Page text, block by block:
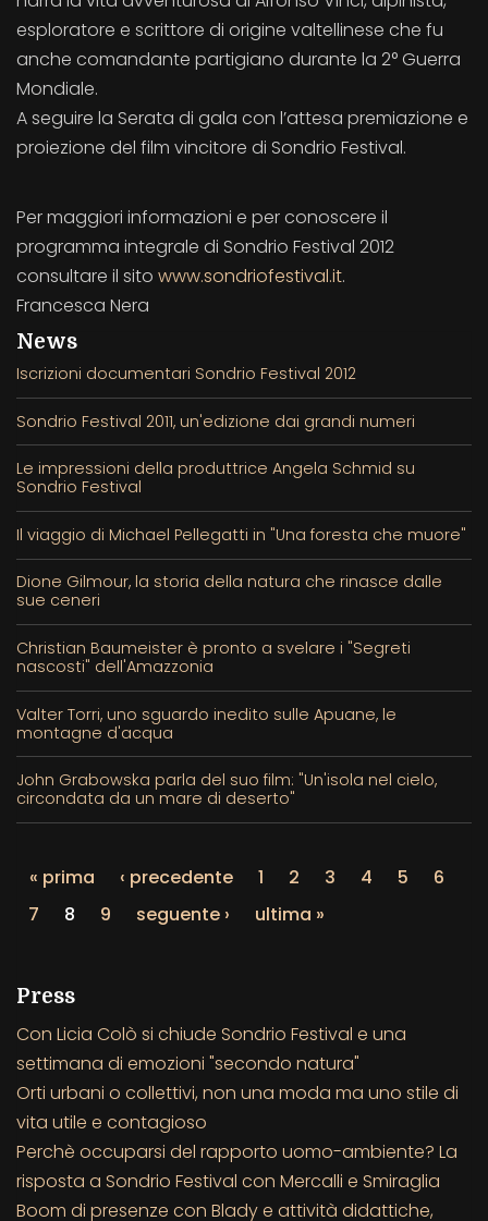
esploratore e scrittore di origine valtellinese che fu
anche comandante partigiano durante la 2° Guerra
Mondiale.
A seguire la Serata di gala con l’attesa premiazione e
proiezione del film vincitore di Sondrio Festival.
Per maggiori informazioni e per conoscere il
programma integrale di Sondrio Festival 2012
consultare il sito www.sondriofestival.it.
Francesca Nera
News
Iscrizioni documentari Sondrio Festival 2012
Sondrio Festival 2011, un'edizione dai grandi numeri
Le impressioni della produttrice Angela Schmid su
Sondrio Festival
Il viaggio di Michael Pellegatti in "Una foresta che muore"
Dione Gilmour, la storia della natura che rinasce dalle
sue ceneri
Christian Baumeister è pronto a svelare i "Segreti
nascosti" dell'Amazzonia
Valter Torri, uno sguardo inedito sulle Apuane, le
montagne d'acqua
John Grabowska parla del suo film: "Un'isola nel cielo,
circondata da un mare di deserto"
« prima ‹ precedente 1 2 3 4 5
6
7
8 9 seguente › ultima »
Press
Con Licia Colò si chiude Sondrio Festival e una
settimana di emozioni "secondo natura"
Orti urbani o collettivi, non una moda ma uno stile di
vita utile e contagioso
Perchè occuparsi del rapporto uomo-ambiente? La
risposta a Sondrio Festival con Mercalli e Smiraglia
Boom di presenze con Blady e attività didattiche,